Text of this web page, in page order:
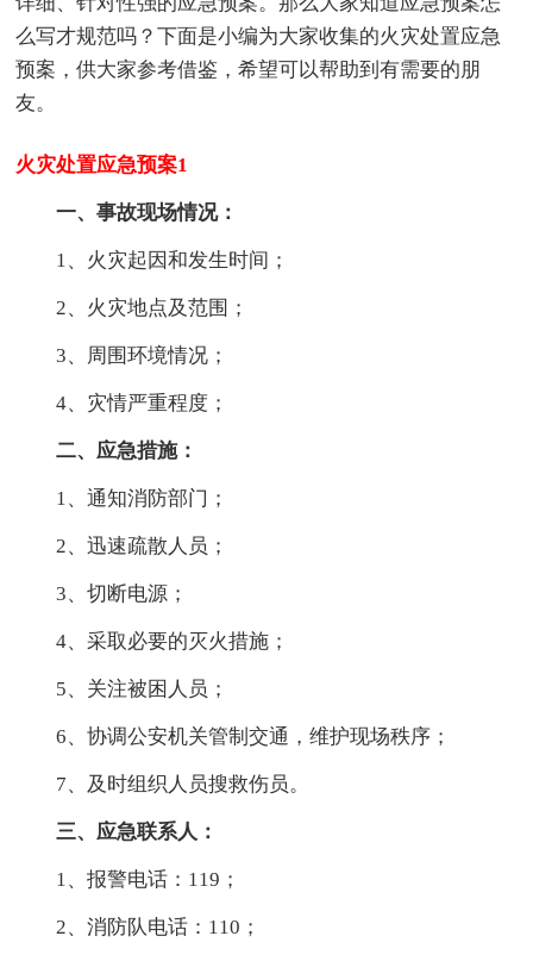
么写才规范吗？下面是小编为大家收集的火灾处置应急
预案，供大家参考借鉴，希望可以帮助到有需要的朋
友。
火灾处置应急预案1
一、事故现场情况：
1、火灾起因和发生时间；
2、火灾地点及范围；
3、周围环境情况；
4、灾情严重程度；
二、应急措施：
1、通知消防部门；
2、迅速疏散人员；
3、切断电源；
4、采取必要的灭火措施；
5、关注被困人员；
6、协调公安机关管制交通，维护现场秩序；
7、及时组织人员搜救伤员。
三、应急联系人：
1、报警电话：119；
2、消防队电话：110；